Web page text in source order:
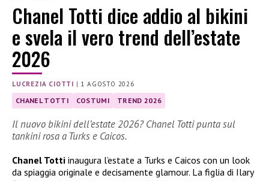
Chanel Totti dice addio al bikini
e svela il vero trend dell’estate
2026
LUCREZIA CIOTTI | 1 AGOSTO 2026
CHANEL TOTTI COSTUMI TREND 2026
Il nuovo bikini dell’estate 2026? Chanel Totti punta sul
tankini rosa a Turks e Caicos.
Chanel Totti inaugura l’estate a Turks e Caicos con un look
da spiaggia originale e decisamente glamour. La figlia di Ilary